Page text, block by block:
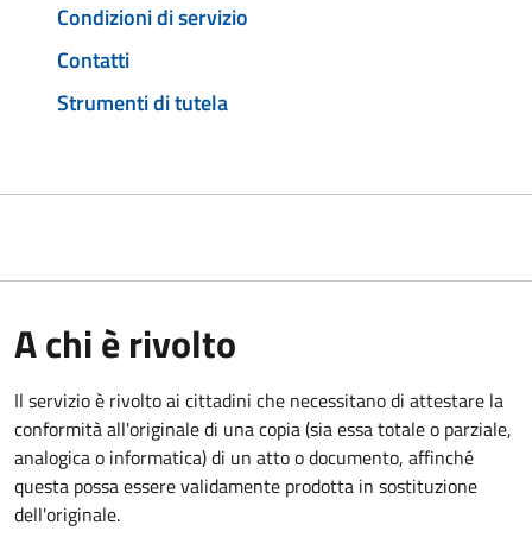
Condizioni di servizio
Contatti
Strumenti di tutela
A chi è rivolto
Il servizio è rivolto ai cittadini che necessitano di attestare la
conformità all'originale di una copia (sia essa totale o parziale,
analogica o informatica) di un atto o documento, affinché
questa possa essere validamente prodotta in sostituzione
dell'originale.